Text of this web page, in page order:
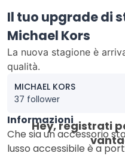
Il tuo upgrade di
Michael Kors
La nuova stagione è
qualità.
MICHAEL KORS
37 follower
Informazioni
Che sia un accessorio
lusso accessibile è a
Hey, registrati